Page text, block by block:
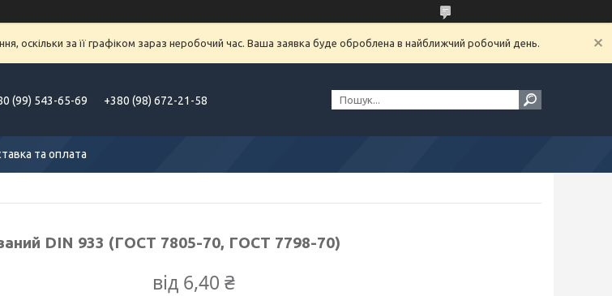
оскільки за її графіком зараз неробочий час. Ваша заявка буде оброблена в найближчий робочий день.
(99) 543-65-69 +380 (98) 672-21-58
та оплата
DIN 933 (ГОСТ 7805-70, ГОСТ 7798-70)
від 6,40 ₴